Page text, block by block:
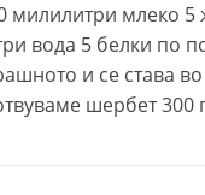
милилитри млеко
вода 5 белки по
и се става
шербет